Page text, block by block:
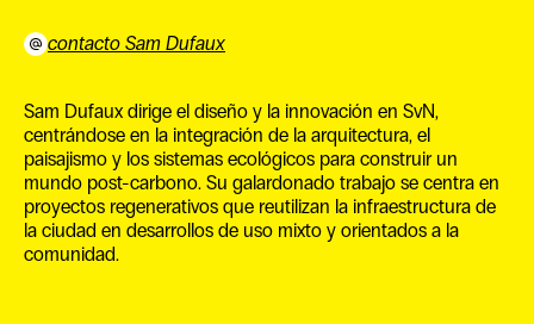
contacto Sam Dufaux
Sam Dufaux dirige el diseño y la innovación en SvN,
centrándose en la integración de la arquitectura, el
paisajismo y los sistemas ecológicos para construir un
mundo post-carbono. Su galardonado trabajo se centra en
proyectos regenerativos que reutilizan la infraestructura de
la ciudad en desarrollos de uso mixto y orientados a la
comunidad.